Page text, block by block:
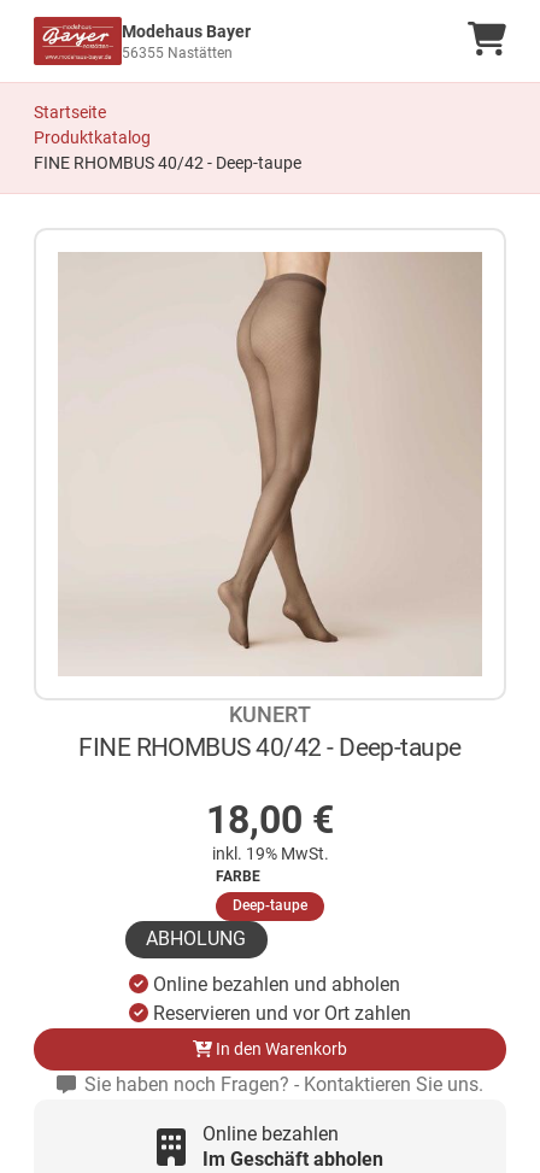
Modehaus Bayer
56355 Nastätten
Startseite
Produktkatalog
FINE RHOMBUS 40/42 - Deep-taupe
KUNERT
FINE RHOMBUS 40/42 - Deep-taupe
18,00 €
inkl. 19% MwSt.
FARBE
Deep-taupe(ausgewählt)
ABHOLUNG
Online bezahlen und abholen
Reservieren und vor Ort zahlen
In den Warenkorb
Sie haben noch Fragen? - Kontaktieren Sie uns.
Online bezahlen
Im Geschäft abholen